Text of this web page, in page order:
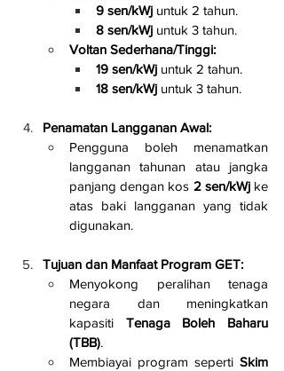
9 sen/kWj untuk 2 tahun.
8 sen/kWj untuk 3 tahun.
Voltan Sederhana/Tinggi:
19 sen/kWj untuk 2 tahun.
18 sen/kWj untuk 3 tahun.
Penamatan Langganan Awal:
Pengguna boleh menamatkan
langganan tahunan atau jangka
panjang dengan kos 2 sen/kWj ke
atas baki langganan yang tidak
digunakan.
Tujuan dan Manfaat Program GET:
Menyokong peralihan tenaga
negara dan meningkatkan
kapasiti Tenaga Boleh Baharu
(TBB).
Membiayai program seperti Skim